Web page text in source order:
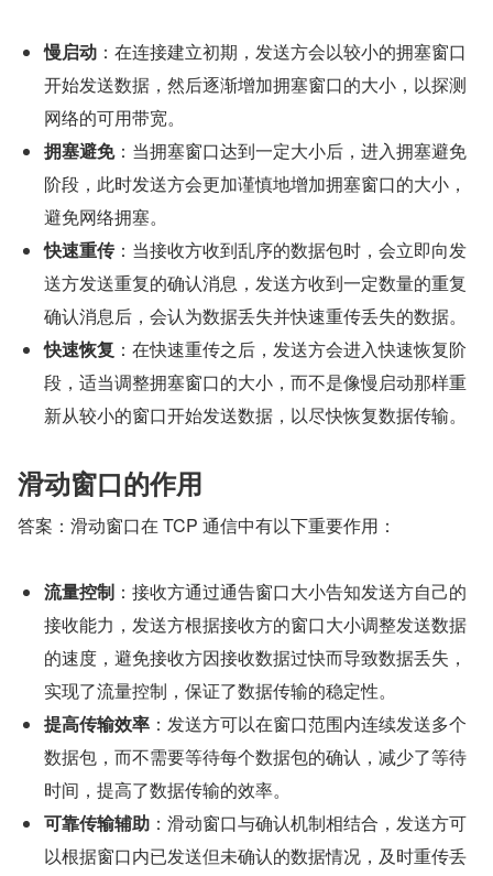
慢启动 ：在连接建立初期，发送方会以较小的拥塞窗口
开始发送数据，然后逐渐增加拥塞窗口的大小，以探测
网络的可用带宽。
拥塞避免：当拥塞窗口达到一定大小后，进入拥塞避免
阶段，此时发送方会更加谨慎地增加拥塞窗口的大小，
避免网络拥塞。
快速重传：当接收方收到乱序的数据包时，会立即向发
送方发送重复的确认消息，发送方收到一定数量的重复
确认消息后，会认为数据丢失并快速重传丢失的数据。
快速恢复 ：在快速重传之后，发送方会进入快速恢复阶
段，适当调整拥塞窗口的大小，而不是像慢启动那样重
新从较小的窗口开始发送数据，以尽快恢复数据传输。
滑动窗口的作用
答案：滑动窗口在 TCP 通信中有以下重要作用：
流量控制 ：接收方通过通告窗口大小告知发送方自己的
接收能力，发送方根据接收方的窗口大小调整发送数据
的速度，避免接收方因接收数据过快而导致数据丢失，
实现了流量控制，保证了数据传输的稳定性。
提高传输效率 ：发送方可以在窗口范围内连续发送多个
数据包，而不需要等待每个数据包的确认，减少了等待
时间，提高了数据传输的效率。
可靠传输辅助 ：滑动窗口与确认机制相结合，发送方可
以根据窗口内已发送但未确认的数据情况，及时重传丢